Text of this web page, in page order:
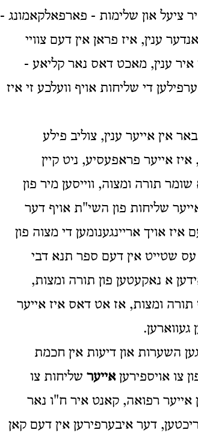
ציעל און שלימות - פארפאלקאמונג -
ענין, איז פראן אין דעם צוויי
איר ענין, מאכט דאס נאר קליאע -
די שליחות אויף וועלכע זי איז
אין אייער ענין, צוליב פילע
אייער פראפעסיע, ניט קיין
תורה ומצוה, ווייסען מיר פון
שליחות פון השי"ת אויף דער
אויך אריינגענומען די מצוה פון
עס שטייט אין דעם ספר תנא דבי
א נאקעטען פון תורה ומצות,
תורה ומצות, אז אט דאס איז אייער
השערות און דיעות אין חכמת
צו אויספירעןאייער שליחות צו
2) אין די זאכען פון אייער רפואה, קאנט איר ח"ו נאר
דער איבערפירען אין דעם קאן